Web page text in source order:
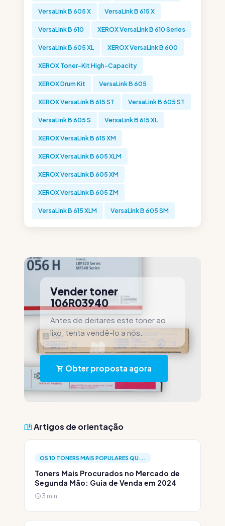
VersaLink B 605 X VersaLink B 615 X
VersaLink B 610 XEROX VersaLink B 610 Series
VersaLink B 605 XL XEROX VersaLink B 600
XEROX Toner-Kit High-Capacity
XEROX Drum Kit VersaLink B 605
XEROX VersaLink B 615 ST VersaLink B 605 ST
VersaLink B 605 S VersaLink B 615 XL
XEROX VersaLink B 615 XM
XEROX VersaLink B 605 XLM
XEROX VersaLink B 605 XM
XEROX VersaLink B 605 ZM
VersaLink B 615 XLM VersaLink B 605 SM
Vender toner
106R03940
Antes de deitares este toner ao
lixo, tenta vendê-lo a nós.
Obter proposta agora
Artigos de orientação
OS 10 TONERS MAIS POPULARES QU...
Toners Mais Procurados no Mercado de
Segunda Mão: Guia de Venda em 2024
3 min